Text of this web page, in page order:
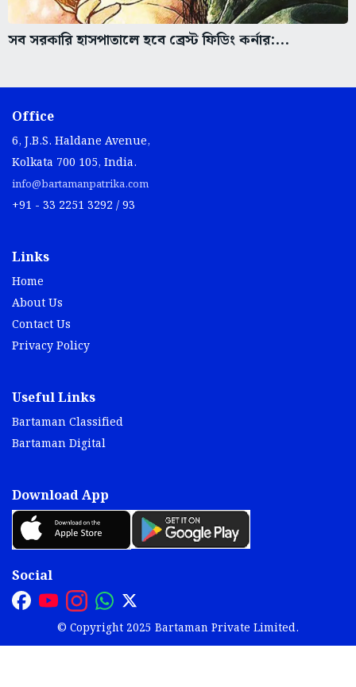
সব সরকারি হাসপাতালে হবে ব্রেস্ট ফিডিং কর্নার:...
Office
6, J.B.S. Haldane Avenue,
Kolkata 700 105, India.
info@bartamanpatrika.com
+91 - 33 2251 3292 / 93
Links
Home
About Us
Contact Us
Privacy Policy
Useful Links
Bartaman Classified
Bartaman Digital
Download App
Social
© Copyright 2025 Bartaman Private Limited.